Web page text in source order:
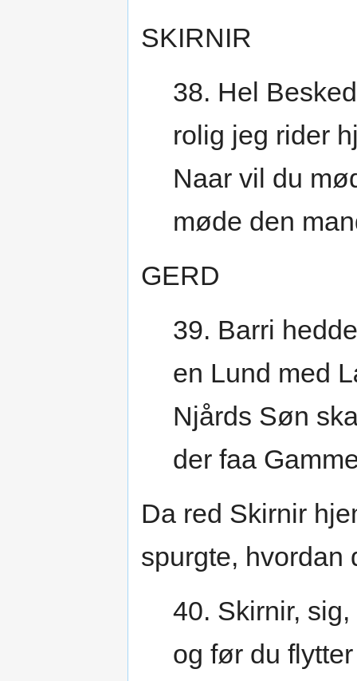
SKIRNIR
38. Hel
rolig jeg rider
Naar vil du
møde den
GERD
39. Barri
en Lund med
Njårds Søn
der faa
Da red Skirnir
spurgte, hvordan
40. Skirnir,
og før du